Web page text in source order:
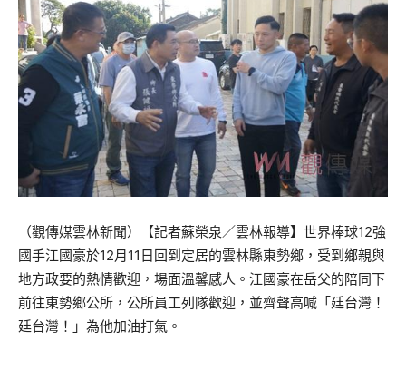
（觀傳媒雲林新聞）【記者蘇榮泉／雲林報導】世界棒球12強
國手江國豪於12月11日回到定居的雲林縣東勢鄉，受到鄉親與
地方政要的熱情歡迎，場面溫馨感人。江國豪在岳父的陪同下
前往東勢鄉公所，公所員工列隊歡迎，並齊聲高喊「廷台灣！
廷台灣！」為他加油打氣。